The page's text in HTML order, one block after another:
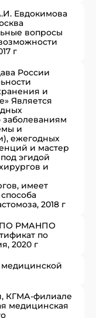
Евдокимова
вопросы
г
России
и
Является
и
ежегодных
и мастер
эгидой
и
имеет
2018 г
РМАНПО
по
2020 г
КГМА-филиале
медицинская